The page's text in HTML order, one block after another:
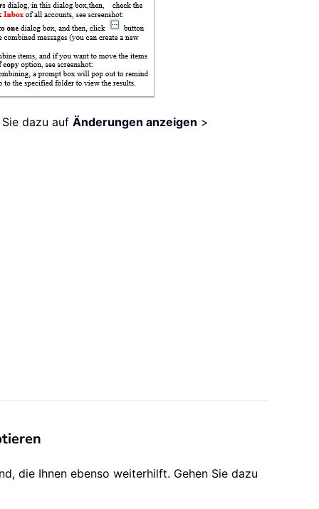
dazu auf Änderungen anzeigen >
die Ihnen ebenso weiterhilft. Gehen Sie dazu